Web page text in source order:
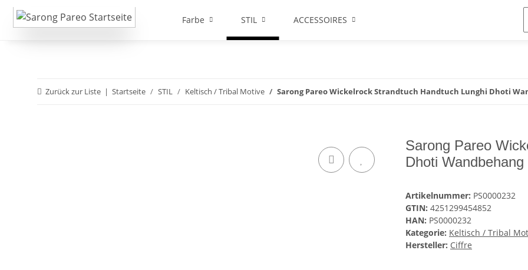
Farbe STIL ACCESSOIRES
Zurück zur Liste Startseite STIL Keltisch / Tribal Motive Sarong Pareo Wickelrock Strandtuch Handtuch Lunghi Dhoti
Sarong Pareo
Dhoti
Artikelnummer: PS0000232
GTIN: 4251299454852
HAN: PS0000232
Kategorie: Keltisch / Tribal
Hersteller: Ciffre